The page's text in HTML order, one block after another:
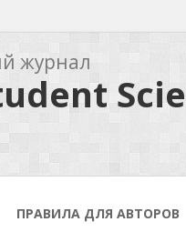
журнал
ПРАВИЛА ДЛЯ АВТОРОВ